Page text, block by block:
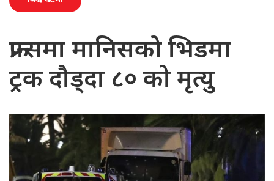
फ्रान्समा मानिसको भिडमा
ट्रक दौड्दा ८० को मृत्यु